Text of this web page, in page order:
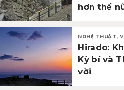
hơn thế
NGHỆ THUẬT,
Hirado:
Kỳ bí và
vời